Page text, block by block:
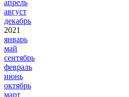
апрель
август
декабрь
2021
январь
май
сентябрь
февраль
июнь
октябрь
март